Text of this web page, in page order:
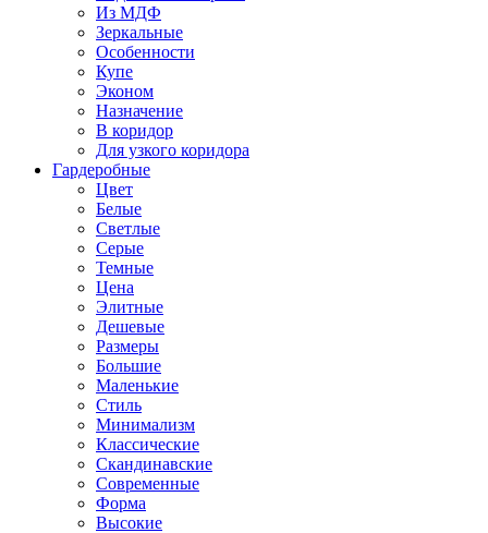
Из МДФ
Зеркальные
Особенности
Купе
Эконом
Назначение
В коридор
Для узкого коридора
Гардеробные
Цвет
Белые
Светлые
Серые
Темные
Цена
Элитные
Дешевые
Размеры
Большие
Маленькие
Стиль
Минимализм
Классические
Скандинавские
Современные
Форма
Высокие